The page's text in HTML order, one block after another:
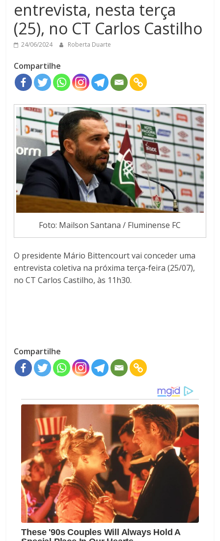
entrevista, nesta terça
(25), no CT Carlos Castilho
24/06/2024 Roberta Duarte
Compartilhe
Foto: Mailson Santana / Fluminense FC
O presidente Mário Bittencourt vai conceder uma
entrevista coletiva na próxima terça-feira (25/07),
no CT Carlos Castilho, às 11h30.
Compartilhe